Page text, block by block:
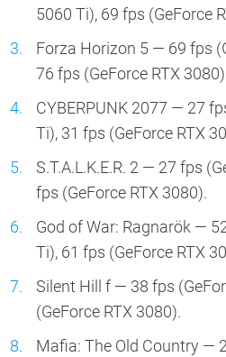
5060 Ti), 69 fps (GeForce
Forza Horizon 5 — 69 fps
76 fps (GeForce RTX
CYBERPUNK 2077 — 27
Ti), 31 fps (GeForce RTX
S.T.A.L.K.E.R. 2 — 27 fps
fps (GeForce RTX 3080).
God of War: Ragnarök —
Ti), 61 fps (GeForce RTX
Silent Hill f — 38 fps
(GeForce RTX 3080).
Mafia: The Old Country —